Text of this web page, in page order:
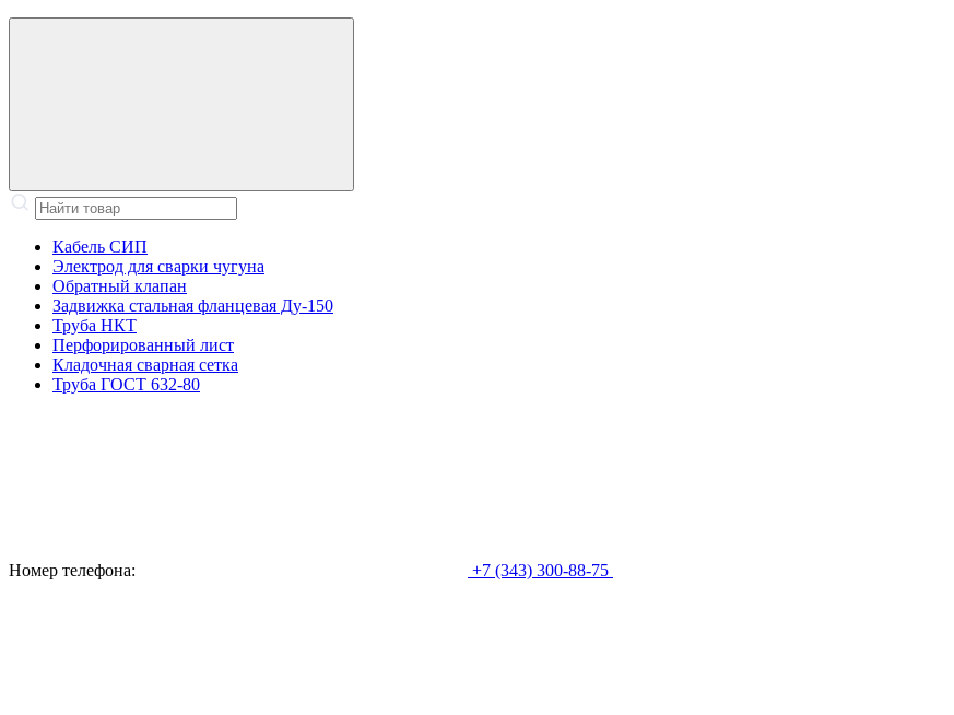
Кабель СИП
Электрод для сварки чугуна
Обратный клапан
Задвижка стальная фланцевая Ду-150
Труба НКТ
Перфорированный лист
Кладочная сварная сетка
Труба ГОСТ 632-80
Номер телефона: +7 (343) 300-88-75